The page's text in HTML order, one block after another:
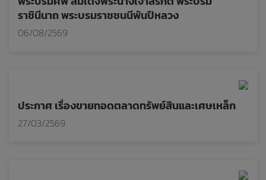
ราชินีนาถ พระบรมราชชนนีพันปีหลวง
06/08/2569
ประกาศ เรื่องขายทอดตลาดทรัพย์สินและเศษเหล็ก
27/03/2569